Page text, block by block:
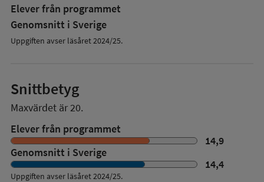
Elever från programmet
Genomsnitt i Sverige
Uppgiften avser läsåret 2024/25.
Snittbetyg
Maxvärdet är 20.
Elever från programmet
14,9
Genomsnitt i Sverige
14,4
Uppgiften avser läsåret2024/25.